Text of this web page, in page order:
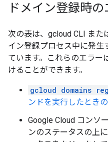
ドメイン登録時の
次の表は、gcloud CLI また
イン登録プロセス中に発生
ています。これらのエラー
けることができます。
gcloud domains
ンドを実行したとき
Google Cloud コンソ
ンのステータスの上